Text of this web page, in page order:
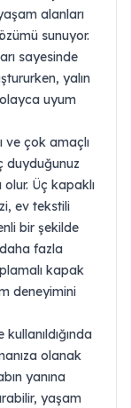
alanları
sunuyor.
sayesinde
yalın
uyum
ve çok amaçlı
duyduğunuz
Üç kapaklı
ev tekstili
bir şekilde
fazla
kapak
deneyimini
olanak
yanına
yaşam